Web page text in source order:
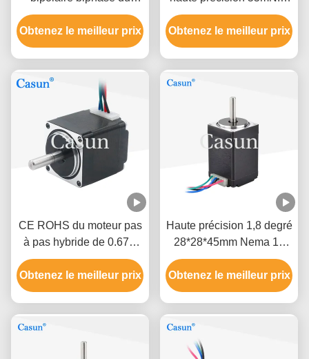
moteur pas à pas 0.67A
de la NEMA 11 de Casun
28X28mm
Obtenez le meilleur prix
Nema 11 pour instrument
de mesure de
coordonnées
Obtenez le meilleur prix
CE ROHS du moteur pas
à pas hybride de 0.67A
NEMA 11 28*28*32mm
80mN.M 0.67A
Obtenez le meilleur prix
Haute précision 1,8 degré
28*28*45mm Nema 11
moteur hybride pas à pas
1.5A pour machine à
guichet automatique
Obtenez le meilleur prix